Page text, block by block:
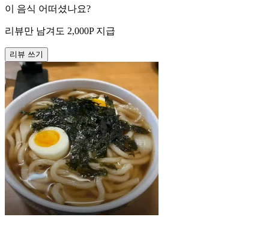
이 음식 어떠셨나요?
리뷰만 남겨도 2,000P 지급
리뷰 쓰기